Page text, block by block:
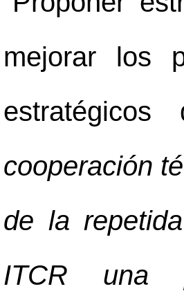
mejorar los
estratégicos
cooperación
de la
ITCR una